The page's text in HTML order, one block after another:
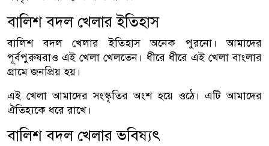
বালিশ বদল খেলার ইতিহাস
বালিশ বদল খেলার ইতিহাস অনেক পুরনো। আমাদের
পূর্বপুরুষরাও এই খেলা খেলতেন। ধীরে ধীরে এই খেলা বাংলার
গ্রামে জনপ্রিয় হয়।
এই খেলা আমাদের সংস্কৃতির অংশ হয়ে ওঠে। এটি আমাদের
ঐতিহ্যকে ধরে রাখে।
বালিশ বদল খেলার ভবিষ্যৎ